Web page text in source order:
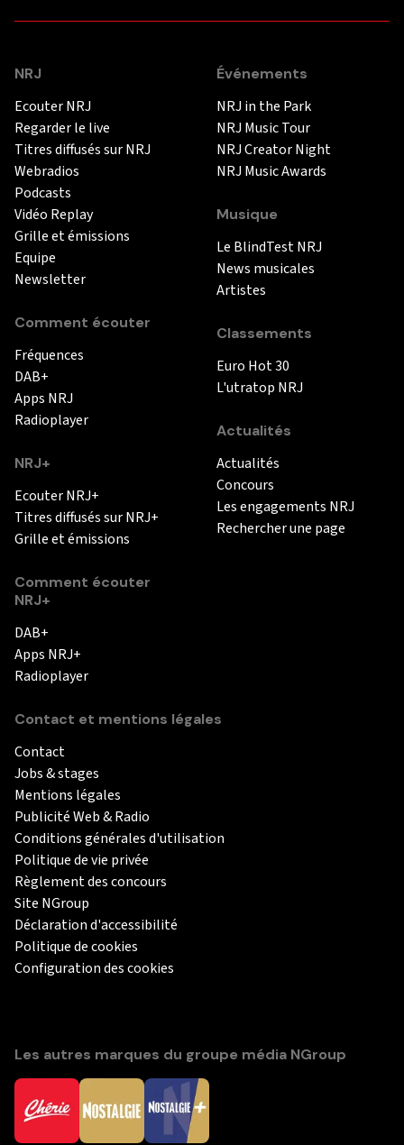
NRJ
Ecouter NRJ
Regarder le live
Titres diffusés sur NRJ
Webradios
Podcasts
Vidéo Replay
Grille et émissions
Equipe
Newsletter
Comment écouter
Fréquences
DAB+
Apps NRJ
Radioplayer
NRJ+
Ecouter NRJ+
Titres diffusés sur NRJ+
Grille et émissions
Comment écouter
NRJ+
DAB+
Apps NRJ+
Radioplayer
Événements
NRJ in the Park
NRJ Music Tour
NRJ Creator Night
NRJ Music Awards
Musique
Le BlindTest NRJ
News musicales
Artistes
Classements
Euro Hot 30
L'utratop NRJ
Actualités
Actualités
Concours
Les engagements NRJ
Rechercher une page
Contact et mentions légales
Contact
Jobs & stages
Mentions légales
Publicité Web & Radio
Conditions générales d'utilisation
Politique de vie privée
Règlement des concours
Site NGroup
Déclaration d'accessibilité
Politique de cookies
Configuration des cookies
Les autres marques du groupe média NGroup